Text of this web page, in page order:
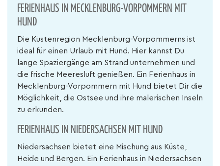
FERIENHAUS IN MECKLENBURG-VORPOMMERN MIT
HUND
Die Küstenregion Mecklenburg-Vorpommerns ist
ideal für einen Urlaub mit Hund. Hier kannst Du
lange Spaziergänge am Strand unternehmen und
die frische Meeresluft genießen. Ein Ferienhaus in
Mecklenburg-Vorpommern mit Hund bietet Dir die
Möglichkeit, die Ostsee und ihre malerischen Inseln
zu erkunden.
FERIENHAUS IN NIEDERSACHSEN MIT HUND
Niedersachsen bietet eine Mischung aus Küste,
Heide und Bergen. Ein Ferienhaus in Niedersachsen